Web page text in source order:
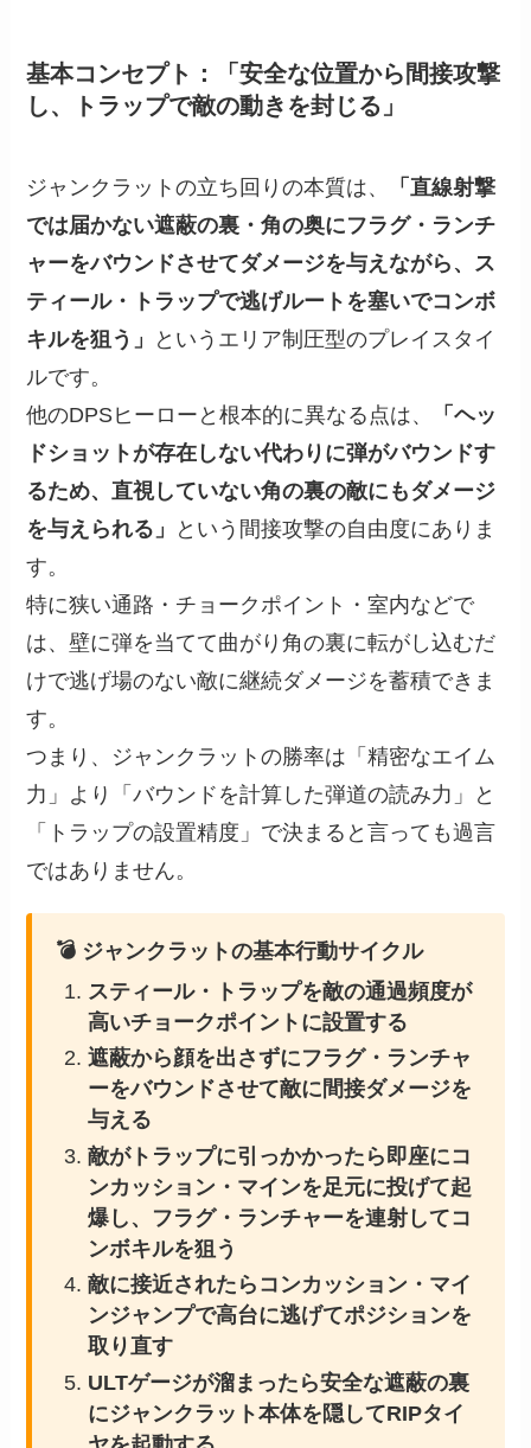
基本コンセプト：「安全な位置から間接攻撃
し、トラップで敵の動きを封じる」
ジャンクラットの立ち回りの本質は、
「直線射撃
では届かない遮蔽の裏・角の奥にフラグ・ランチ
ャーをバウンドさせてダメージを与えながら、ス
ティール・トラップで逃げルートを塞いでコンボ
キルを狙う」
というエリア制圧型のプレイスタイ
ルです。
他のDPSヒーローと根本的に異なる点は、
「ヘッ
ドショットが存在しない代わりに弾がバウンドす
るため、直視していない角の裏の敵にもダメージ
を与えられる」
という間接攻撃の自由度にありま
す。
特に狭い通路・チョークポイント・室内などで
は、壁に弾を当てて曲がり角の裏に転がし込むだ
けで逃げ場のない敵に継続ダメージを蓄積できま
す。
つまり、ジャンクラットの勝率は「精密なエイム
力」より「バウンドを計算した弾道の読み力」と
「トラップの設置精度」で決まると言っても過言
ではありません。
💣 ジャンクラットの基本行動サイクル
スティール・トラップを敵の通過頻度が
高いチョークポイントに設置する
遮蔽から顔を出さずにフラグ・ランチャ
ーをバウンドさせて敵に間接ダメージを
与える
敵がトラップに引っかかったら即座にコ
ンカッション・マインを足元に投げて起
爆し、フラグ・ランチャーを連射してコ
ンボキルを狙う
敵に接近されたらコンカッション・マイ
ンジャンプで高台に逃げてポジションを
取り直す
ULTゲージが溜まったら安全な遮蔽の裏
にジャンクラット本体を隠してRIPタイ